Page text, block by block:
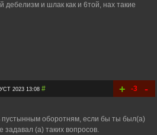
дебелизм и шлак как и 6той, нах такие
+ -3 -
2023 13:08 #
оборотням, если бы ты был(а)
задавал (а) таких вопросов.